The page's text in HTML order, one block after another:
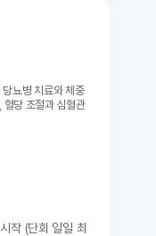
뇨병 치료와 체중
당 조절과 심혈관
작 (단회 일일 최